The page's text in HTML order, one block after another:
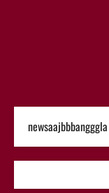
newsaajbbbangggla